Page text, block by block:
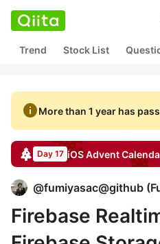
Trend Stock List
infoMore than 1 year has
Day 17 iOSAdvent
@fumiyasac@github (
Firebase